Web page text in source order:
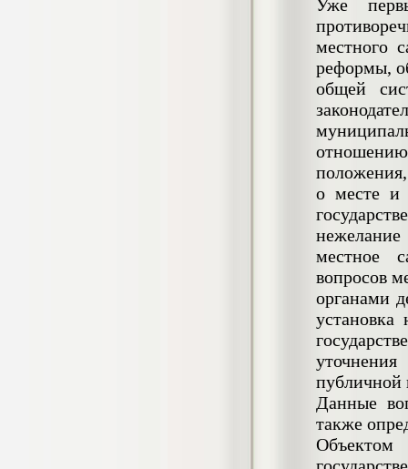
Уже
местного
реформы,
общей
положения,
о месте и
нежелание
местное
вопросов
органами
установка
публичной
Данные
также